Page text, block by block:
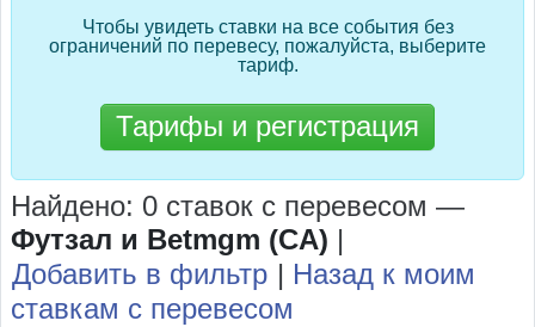
Чтобы увидеть ставки на все события без
ограничений по перевесу, пожалуйста, выберите
тариф.
Тарифы и регистрация
Найдено: 0 ставок с перевесом —
Футзал и Betmgm (CA) |
Добавить в фильтр | Назад к моим
ставкам с перевесом